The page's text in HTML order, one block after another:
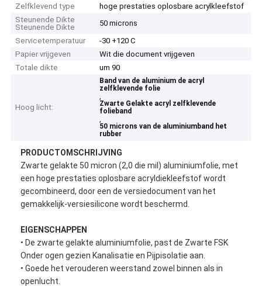
Zelfklevend type
hoge prestaties oplosbare acrylkleefstof
Steunende Dikte
Steunende Dikte
50 microns
Servicetemperatuur
-30 +120 C
Papier vrijgeven
Wit die document vrijgeven
Totale dikte
um 90
Hoog licht:
Band van de aluminium de acryl
zelfklevende folie
,
Zwarte Gelakte acryl zelfklevende
folieband
,
50 microns van de aluminiumband het
rubber
PRODUCTOMSCHRIJVING
Zwarte gelakte 50 micron (2,0 die mil) aluminiumfolie, met
een hoge prestaties oplosbare acryldiekleefstof wordt
gecombineerd, door een de versiedocument van het
gemakkelijk-versiesilicone wordt beschermd.
EIGENSCHAPPEN
• De zwarte gelakte aluminiumfolie, past de Zwarte FSK
Onder ogen gezien Kanalisatie en Pijpisolatie aan.
• Goede het verouderen weerstand zowel binnen als in
openlucht.